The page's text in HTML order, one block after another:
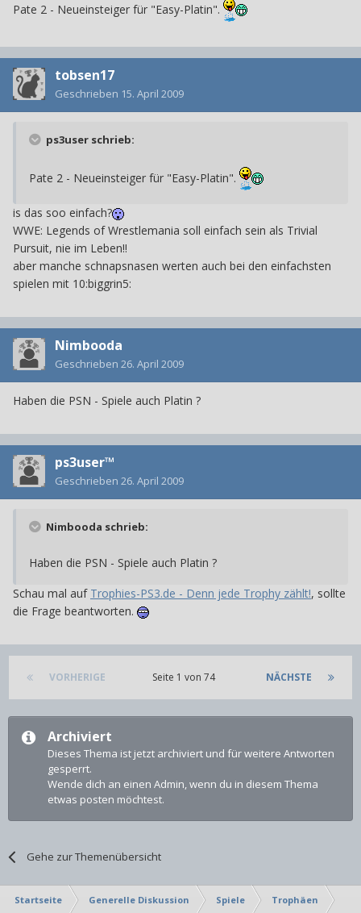
Pate 2 - Neueinsteiger für "Easy-Platin".
tobsen17
Geschrieben 15. April 2009
ps3user schrieb:
Pate 2 - Neueinsteiger für "Easy-Platin".
is das soo einfach?
WWE: Legends of Wrestlemania soll einfach sein als Trivial
Pursuit, nie im Leben!!
aber manche schnapsnasen werten auch bei den einfachsten
spielen mit 10:biggrin5:
Nimbooda
Geschrieben 26. April 2009
Haben die PSN - Spiele auch Platin ?
ps3user™
Geschrieben 26. April 2009
Nimbooda schrieb:
Haben die PSN - Spiele auch Platin ?
Schau mal auf Trophies-PS3.de - Denn jede Trophy zählt!, sollte
die Frage beantworten.
VORHERIGE NÄCHSTE
Seite 1 von 74
Archiviert
Dieses Thema ist jetzt archiviert und für weitere Antworten
gesperrt.
Wende dich an einen Admin, wenn du in diesem Thema
etwas posten möchtest.
Gehe zur Themenübersicht
Startseite Generelle Diskussion Spiele Trophäen